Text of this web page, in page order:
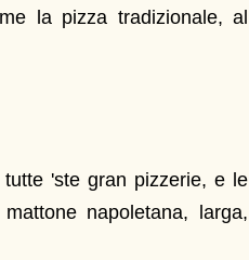
la pizza tradizionale, al
'ste gran pizzerie, e le
napoletana, larga,